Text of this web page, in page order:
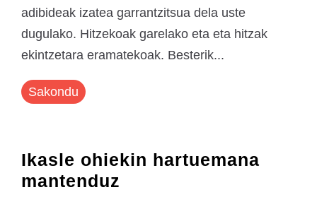
adibideak izatea garrantzitsua dela uste
dugulako. Hitzekoak garelako eta eta hitzak
ekintzetara eramatekoak. Besterik...
Sakondu
Ikasle ohiekin hartuemana
mantenduz